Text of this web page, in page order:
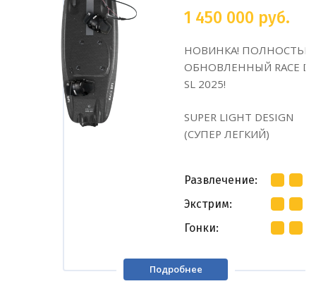
1 450 000 руб.
НОВИНКА! ПОЛНОСТЬЮ
ОБНОВЛЕННЫЙ RACE
SL 2025!
SUPER LIGHT DESIGN
(СУПЕР ЛЕГКИЙ)
Развлечение
Экстрим
Гонки
Подробнее